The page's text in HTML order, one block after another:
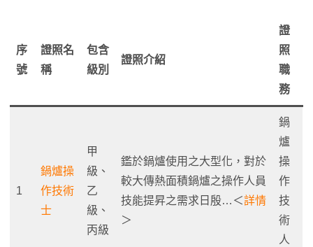
序
號
證照名
稱
包含
級別
證照介紹
證
照
職
務
1
鍋爐操
作技術
士
甲
級、
乙
級、
丙級
鑑於鍋爐使用之大型化，對於
較大傳熱面積鍋爐之操作人員
技能提昇之需求日殷…＜詳情
＞
鍋
爐
操
作
技
術
人